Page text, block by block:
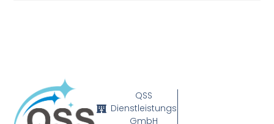
QSS
Dienstleistungs
GmbH